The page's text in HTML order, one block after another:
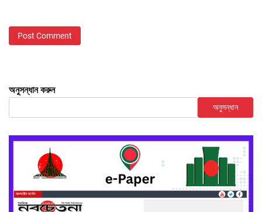
অনুসন্ধান করুন
অনুসন্ধান